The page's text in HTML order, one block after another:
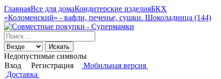
ГлавнаяВсе для домаКондитерские изделияБКХ
«Коломенский» - вафли, печенье, сушки. Шоколадница (144)
Искать
Недопустимые символы
Вход
Регистрация
Мобильная версия
Доставка